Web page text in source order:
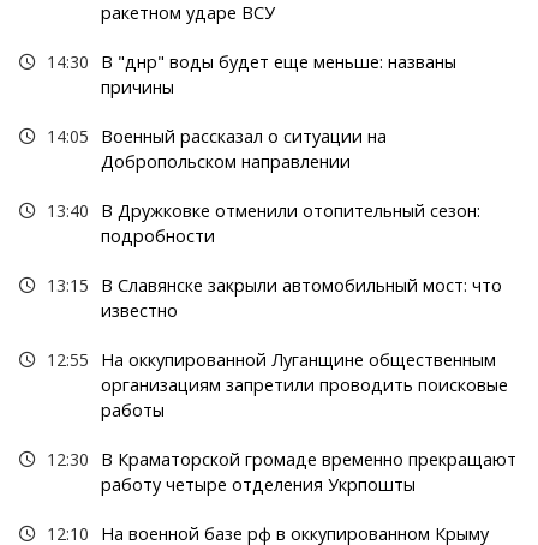
ракетном ударе ВСУ
14:30
В "днр" воды будет еще меньше: названы
причины
14:05
Военный рассказал о ситуации на
Добропольском направлении
13:40
В Дружковке отменили отопительный сезон:
подробности
13:15
В Славянске закрыли автомобильный мост: что
известно
12:55
На оккупированной Луганщине общественным
организациям запретили проводить поисковые
работы
12:30
В Краматорской громаде временно прекращают
работу четыре отделения Укрпошты
12:10
На военной базе рф в оккупированном Крыму